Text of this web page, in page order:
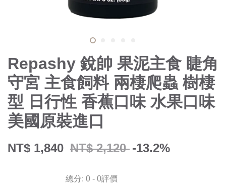
Repashy 銳帥 果泥主食 睫角
守宮 主食飼料 兩棲爬蟲 樹棲
型 日行性 香蕉口味 水果口味
美國原裝進口
NT$ 1,840 NT$ 2,120 -13.2%
總分: 0 - 0評價